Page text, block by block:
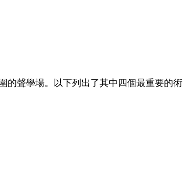
的聲學場。以下列出了其中四個最重要的術